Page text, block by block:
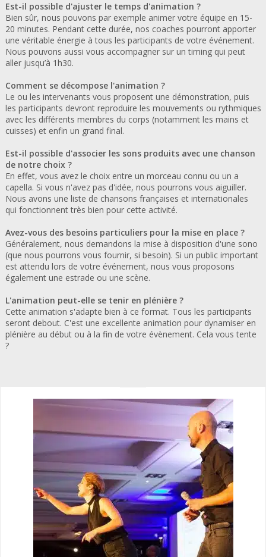
Est-il possible d'ajuster le temps d'animation ?
Bien sûr, nous pouvons par exemple animer votre équipe en 15-
20 minutes. Pendant cette durée, nos coaches pourront apporter
une véritable énergie à tous les participants de votre événement.
Nous pouvons aussi vous accompagner sur un timing qui peut
aller jusqu’à 1h30.
Comment se décompose l'animation ?
Le ou les intervenants vous proposent une démonstration, puis
les participants devront reproduire les mouvements ou rythmiques
avec les différents membres du corps (notamment les mains et
cuisses) et enfin un grand final.
Est-il possible d'associer les sons produits avec une chanson
de notre choix ?
En effet, vous avez le choix entre un morceau connu ou un a
capella. Si vous n'avez pas d'idée, nous pourrons vous aiguiller.
Nous avons une liste de chansons françaises et internationales
qui fonctionnent très bien pour cette activité.
Avez-vous des besoins particuliers pour la mise en place ?
Généralement, nous demandons la mise à disposition d'une sono
(que nous pourrons vous fournir, si besoin). Si un public important
est attendu lors de votre événement, nous vous proposons
également une estrade ou une scène.
L'animation peut-elle se tenir en plénière ?
Cette animation s'adapte bien à ce format. Tous les participants
seront debout. C'est une excellente animation pour dynamiser en
plénière au début ou à la fin de votre évènement. Cela vous tente
?